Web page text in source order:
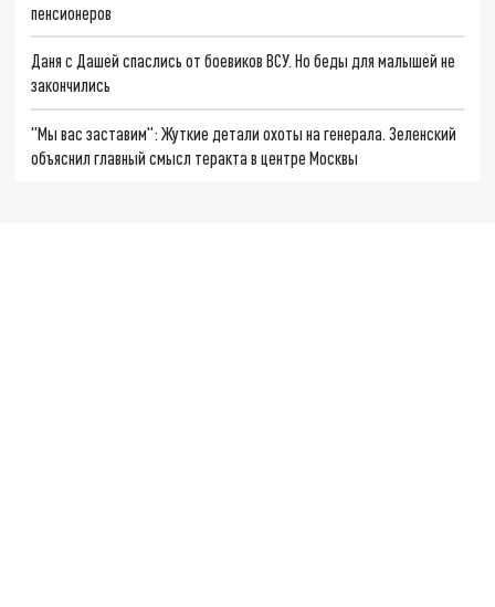
пенсионеров
Даня с Дашей спаслись от боевиков ВСУ. Но беды для малышей не
закончились
"Мы вас заставим": Жуткие детали охоты на генерала. Зеленский
объяснил главный смысл теракта в центре Москвы